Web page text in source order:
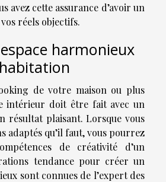
avez cette assurance d’avoir un
réels objectifs.
harmonieux
de votre maison ou plus
intérieur doit être fait avec un
résultat plaisant. Lorsque vous
adaptés qu’il faut, vous pourrez
de créativité d’un
tendance pour créer un
sont connues de l’expert des